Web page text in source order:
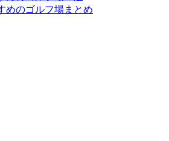
めのゴルフ場まとめ